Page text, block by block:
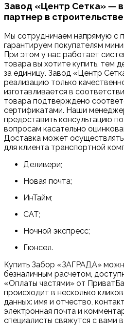
Завод «Центр Сетка» —
партнер в
Мы сотрудничаем напрямую с
гарантируем покупателям
При этом у нас работает
товара вы хотите купить, тем
за единицу. Завод «Центр
реализацию только
изготавливается в
товара подтверждено
сертификатами. Наши
предоставить консультацию
вопросам касательно
Доставка может
для клиента транспортной
Деливери;
Новая почта;
ИнТайм;
САТ;
Ночной экспресс;
Гюнсел.
Купить Забор «ЗАГРАДА»
безналичным расчетом,
«Оплаты частями» от
происходит в несколько
данных: имя и отчество,
электронная почта и
специалисты свяжутся с вами